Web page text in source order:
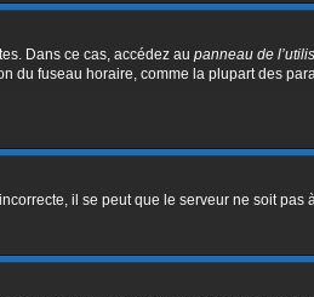
Dans ce cas, accédez au panneau de
fuseau horaire, comme la plupart des
il se peut que le serveur ne soit